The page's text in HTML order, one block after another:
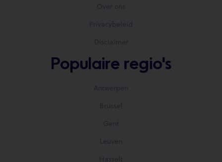
Over ons
Privacybeleid
Disclaimer
Populaire regio's
Antwerpen
Brussel
Gent
Leuven
Hasselt